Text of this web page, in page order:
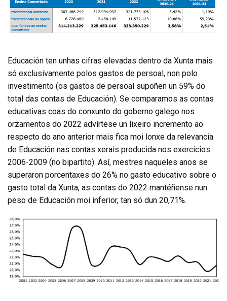
Educación ten unhas cifras elevadas dentro da Xunta mais
só exclusivamente polos gastos de persoal, non polo
investimento (os gastos de persoal supoñen un 59% do
total das contas de Educación). Se comparamos as contas
educativas coas do conxunto do goberno galego nos
orzamentos do 2022 advírtese un lixeiro incremento ao
respecto do ano anterior mais fica moi lonxe da relevancia
de Educación nas contas xerais producida nos exercicios
2006-2009 (no bipartito). Así, mestres naqueles anos se
superaron porcentaxes do 26% no gasto educativo sobre o
gasto total da Xunta, as contas do 2022 mantéñense nun
peso de Educación moi inferior, tan só dun 20,71%.